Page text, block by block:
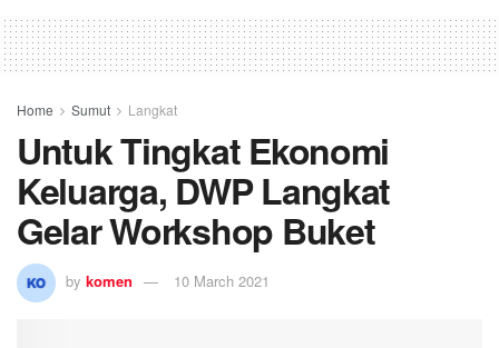
Home Sumut Langkat
Untuk Tingkat Ekonomi
Keluarga, DWP Langkat
Gelar Workshop Buket
by komen 10 March 2021